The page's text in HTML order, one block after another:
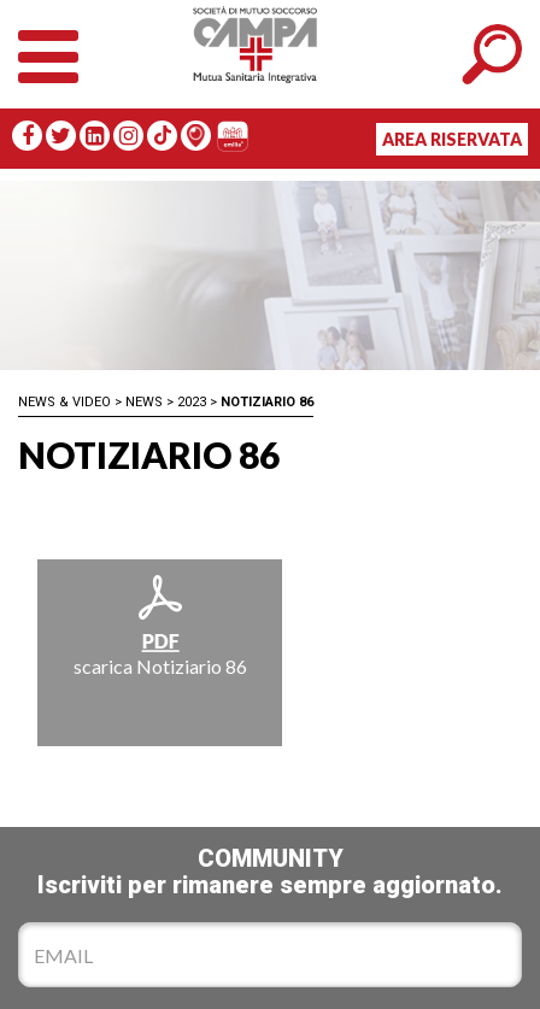
AREA RISERVATA
NEWS & VIDEO > NEWS > 2023 > NOTIZIARIO 86
NOTIZIARIO 86
scarica Notiziario 86
COMMUNITY
Iscriviti per rimanere sempre aggiornato.